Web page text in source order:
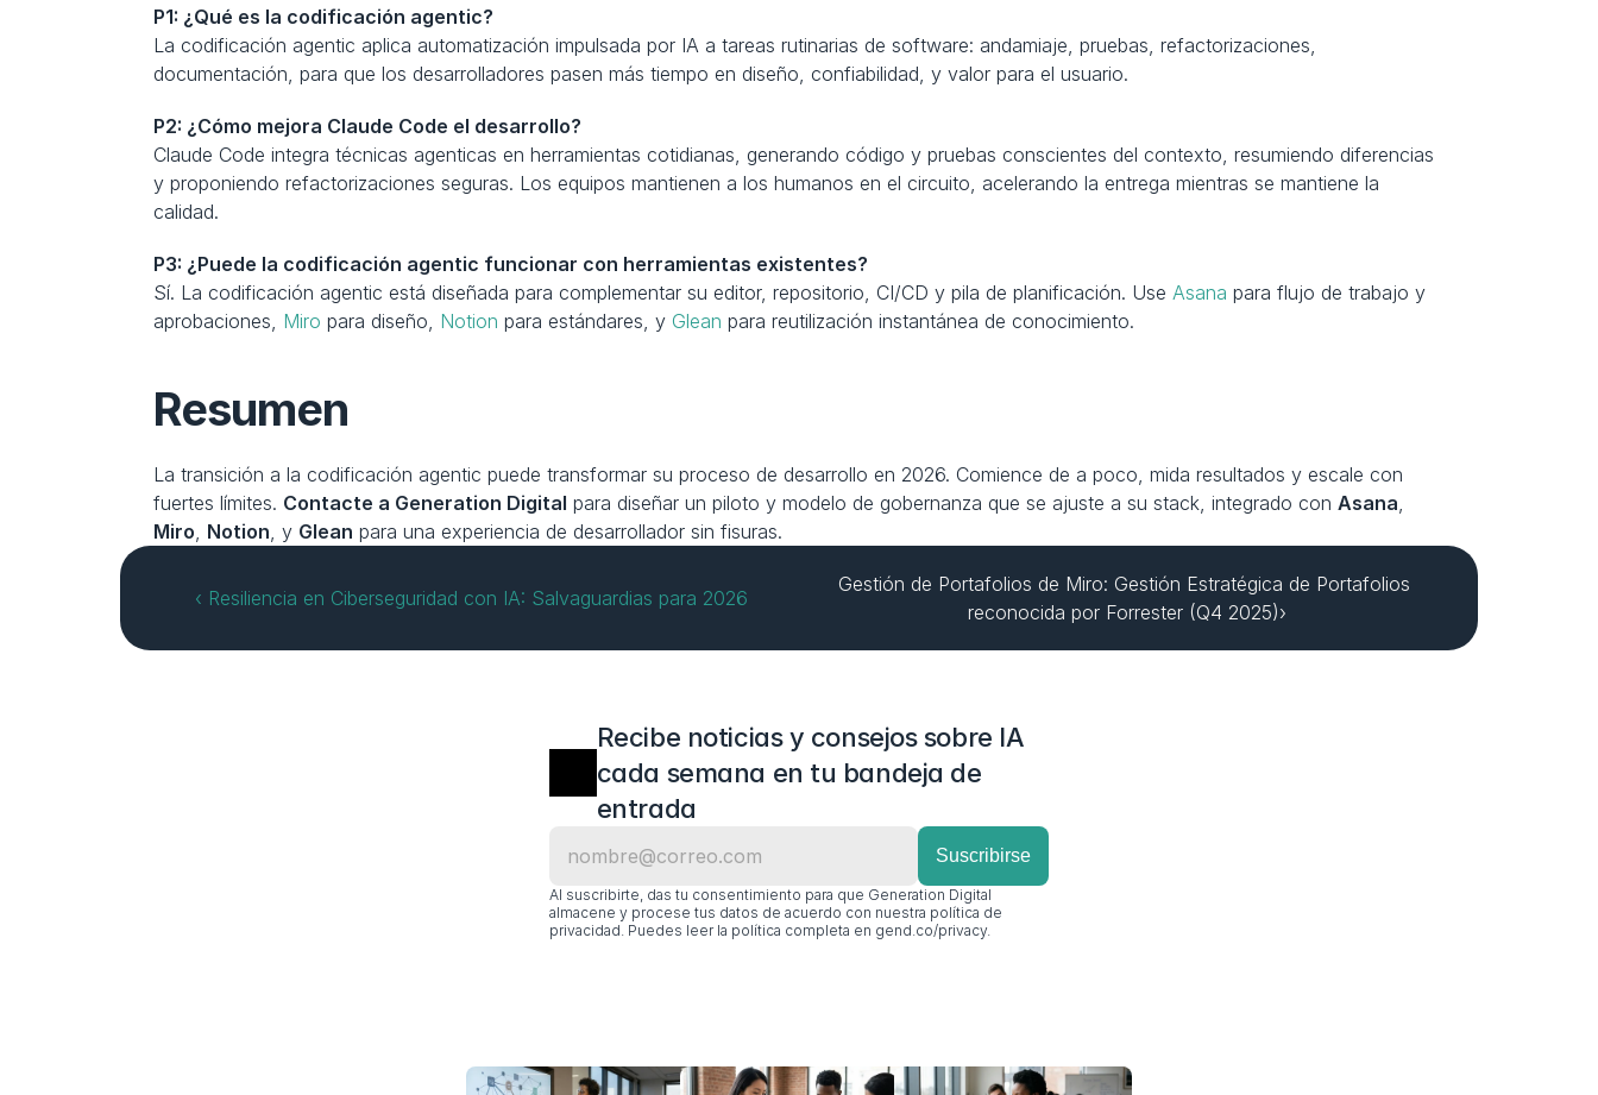
P1: ¿Qué es la codificación agentic?
La codificación agentic aplica automatización impulsada por IA a tareas rutinarias de software: andamiaje, pruebas, refactorizaciones,
documentación, para que los desarrolladores pasen más tiempo en diseño, confiabilidad, y valor para el usuario.
P2: ¿Cómo mejora Claude Code el desarrollo?
Claude Code integra técnicas agenticas en herramientas cotidianas, generando código y pruebas conscientes del contexto, resumiendo diferencias
y proponiendo refactorizaciones seguras. Los equipos mantienen a los humanos en el circuito, acelerando la entrega mientras se mantiene la
calidad.
P3: ¿Puede la codificación agentic funcionar con herramientas existentes?
Sí. La codificación agentic está diseñada para complementar su editor, repositorio, CI/CD y pila de planificación. Use Asana para flujo de trabajo y
aprobaciones, Miro para diseño, Notion para estándares, y Glean para reutilización instantánea de conocimiento.
Resumen
La transición a la codificación agentic puede transformar su proceso de desarrollo en 2026. Comience de a poco, mida resultados y escale con
fuertes límites. Contacte a Generation Digital para diseñar un piloto y modelo de gobernanza que se ajuste a su stack, integrado con Asana
Miro, Notion, y Glean para una experiencia de desarrollador sin fisuras.
‹ Resiliencia en Ciberseguridad con IA: Salvaguardias para 2026
Gestión de Portafolios de Miro: Gestión Estratégica de Portafolios
reconocida por Forrester (Q4 2025)›
Recibe noticias y consejos sobre IA
cada semana en tu bandeja de
entrada
Al suscribirte, das tu consentimiento para que Generation Digital
almacene y procese tus datos de acuerdo con nuestra política de
privacidad. Puedes leer la política completa en gend.co/privacy.